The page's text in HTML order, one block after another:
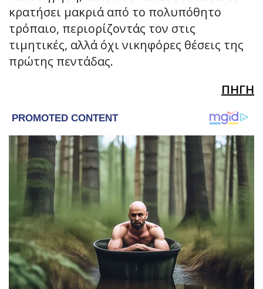
κρατήσει μακριά από το πολυπόθητο
τρόπαιο, περιορίζοντάς τον στις
τιμητικές, αλλά όχι νικηφόρες θέσεις της
πρώτης πεντάδας.
ΠΗΓΗ